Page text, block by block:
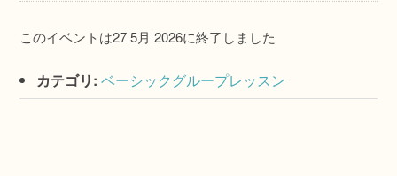
このイベントは27 5月 2026に終了しました
カテゴリ: ベーシックグループレッスン